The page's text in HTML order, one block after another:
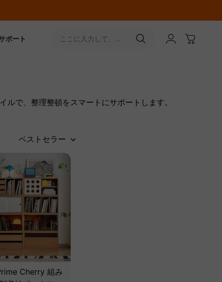
ポート
ここに入力して、
で、整理整頓をスマートにサポートします。
ベストセラー
Cherry 組み